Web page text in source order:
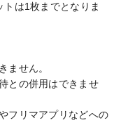
トは1枚までとなりま
ません。
との併用はできませ
フリマアプリなどへの